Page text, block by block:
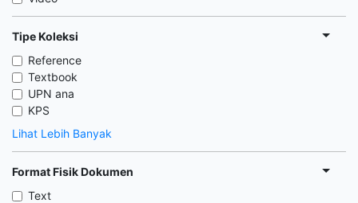
Tipe Koleksi
Reference
Textbook
UPN ana
KPS
Lihat Lebih Banyak
Format Fisik Dokumen
Text